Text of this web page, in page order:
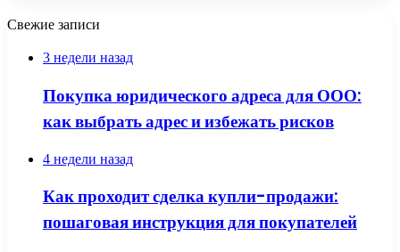
Свежие записи
3 недели назад
Покупка юридического адреса для ООО:
как выбрать адрес и избежать рисков
4 недели назад
Как проходит сделка купли-продажи:
пошаговая инструкция для покупателей